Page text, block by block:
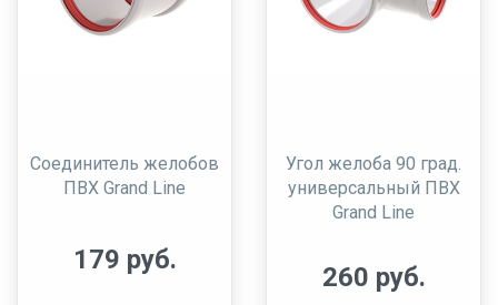
Соединитель желобов
ПВХ Grand Line
179 руб.
Угол желоба 90 град.
универсальный ПВХ
Grand Line
260 руб.